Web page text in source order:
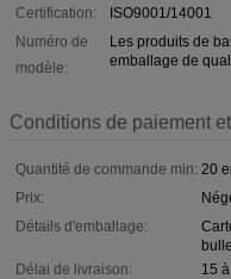
Certification:
ISO9001/14001
Numéro de
modèle:
Les produits de
emballage de
Conditions de paiement
Quantité de commande min: 20
Prix:
Détails d'emballage:
Délai de livraison:
15